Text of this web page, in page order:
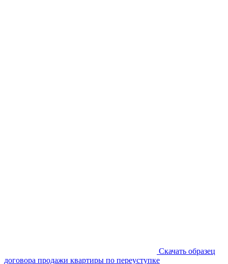
Скачать образец
договора продажи квартиры по переуступке